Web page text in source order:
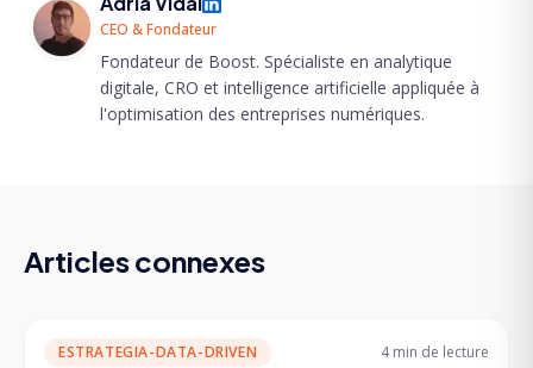
CEO & Fondateur
Fondateur de Boost. Spécialiste en analytique
digitale, CRO et intelligence artificielle appliquée à
l'optimisation des entreprises numériques.
Articles connexes
ESTRATEGIA-DATA-DRIVEN 4 min de lecture